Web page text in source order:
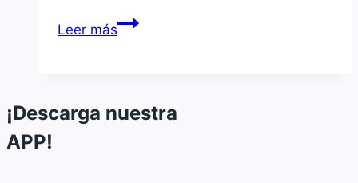
Leer másGobierno
Amnistía
¡Descarga nuestra
APP!